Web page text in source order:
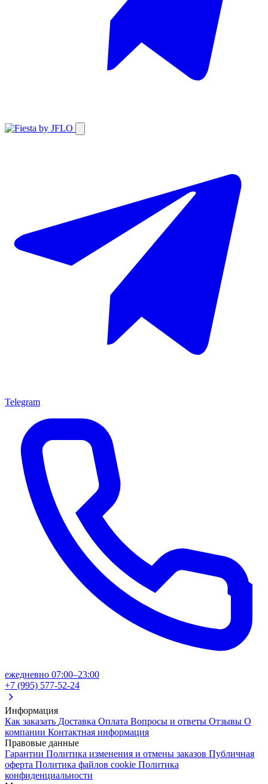
Telegram
ежедневно 07:00–23:00
+7 (995) 577-52-24
Информация
Как заказать Доставка Оплата Вопросы и ответы Отзывы О
компании Контактная информация
Правовые данные
Гарантии Политика изменения и отмены заказов Публичная
оферта Политика файлов cookie Политика
конфиденциальности